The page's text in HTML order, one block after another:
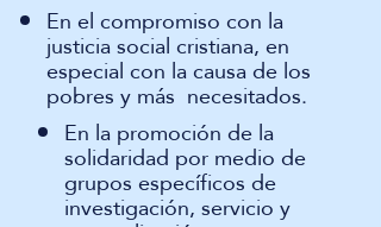
En el compromiso con la
justicia social cristiana, en
especial con la causa de los
pobres y más necesitados.
En la promoción de la
solidaridad por medio de
grupos específicos de
investigación, servicio y